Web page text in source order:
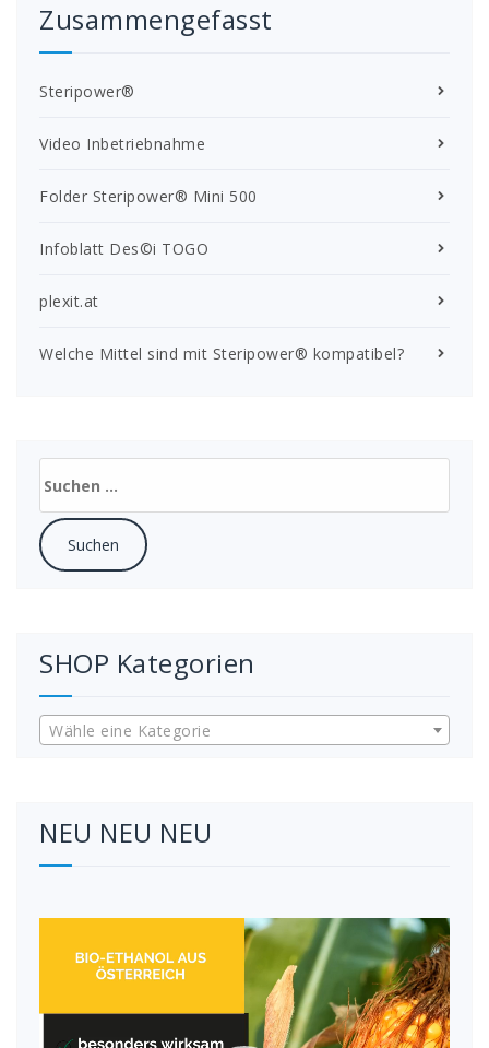
Zusammengefasst
Steripower®
Video Inbetriebnahme
Folder Steripower® Mini 500
Infoblatt Des©i TOGO
plexit.at
Welche Mittel sind mit Steripower® kompatibel?
nach:
SHOP Kategorien
Wähle eine Kategorie
NEU NEU NEU
Player